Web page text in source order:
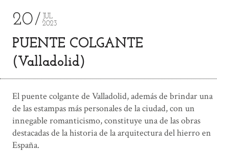
20
JUL
2023
PUENTE COLGANTE
(Valladolid)
El puente colgante de Valladolid, además de brindar una
de las estampas más personales de la ciudad, con un
innegable romanticismo, constituye una de las obras
destacadas de la historia de la arquitectura del hierro en
España.